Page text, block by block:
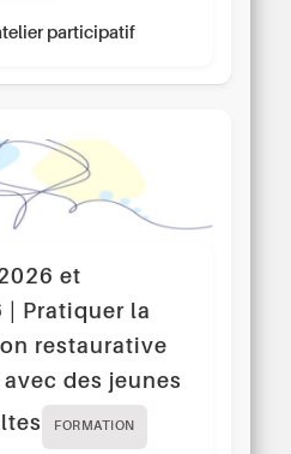
participatif
et
| Pratiquer la
restaurative
des jeunes
FORMATION